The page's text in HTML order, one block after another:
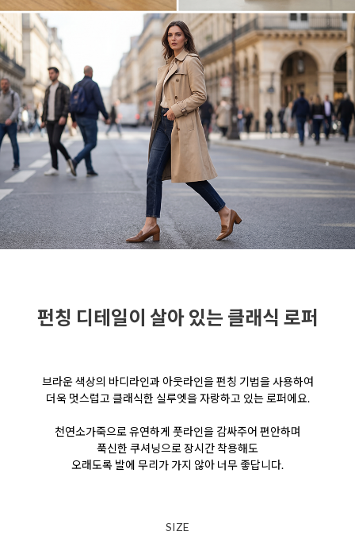
펀칭 디테일이 살아 있는 클래식 로퍼
브라운 색상의 바디라인과 아웃라인을 펀칭 기법을사용하여
더욱 멋스럽고 클래식한 실루엣을 자랑하고 있는 로퍼에요.
천연소가죽으로 유연하게 풋라인을 감싸주어 편안하며
푹신한 쿠셔닝으로 장시간 착용해도
오래도록 발에 무리가 가지 않아 너무 좋답니다.
SIZE